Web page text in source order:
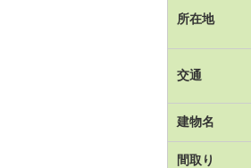
所在地
交通
建物名
間取り